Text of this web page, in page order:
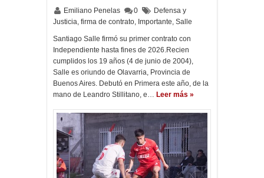
Emiliano Penelas 0
Defensa y
Justicia, firma de contrato, Importante, Salle
Santiago Salle firmó su primer contrato con
Independiente hasta fines de 2026.Recien
cumplidos los 19 años (4 de junio de 2004),
Salle es oriundo de Olavarria, Provincia de
Buenos Aires. Debutó en Primera este año, de la
mano de Leandro Stillitano, e… Leer más »